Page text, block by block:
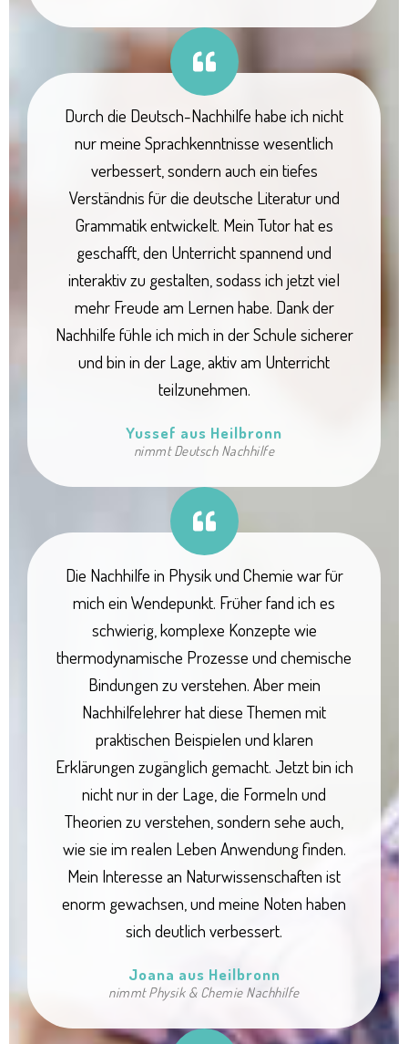
Durch die Deutsch-Nachhilfe habe ich nicht
nur meine Sprachkenntnisse wesentlich
verbessert, sondern auch ein tiefes
Verständnis für die deutsche Literatur und
Grammatik entwickelt. Mein Tutor hat es
geschafft, den Unterricht spannend und
interaktiv zu gestalten, sodass ich jetzt viel
mehr Freude am Lernen habe. Dank der
Nachhilfe fühle ich mich in der Schule sicherer
und bin in der Lage, aktiv am Unterricht
teilzunehmen.
Yussef aus Heilbronn
nimmt Deutsch Nachhilfe
Die Nachhilfe in Physik und Chemie war für
mich ein Wendepunkt. Früher fand ich es
schwierig, komplexe Konzepte wie
thermodynamische Prozesse und chemische
Bindungen zu verstehen. Aber mein
Nachhilfelehrer hat diese Themen mit
praktischen Beispielen und klaren
Erklärungen zugänglich gemacht. Jetzt bin ich
nicht nur in der Lage, die Formeln und
Theorien zu verstehen, sondern sehe auch,
wie sie im realen Leben Anwendung finden.
Mein Interesse an Naturwissenschaften ist
enorm gewachsen, und meine Noten haben
sich deutlich verbessert.
Joana aus Heilbronn
nimmt Physik & Chemie Nachhilfe